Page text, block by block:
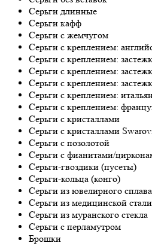
Серьги длинные
Серьги кафф
Серьги с жемчугом
Серьги с креплением:
Серьги с креплением:
Серьги с креплением:
Серьги с креплением:
Серьги с креплением:
Серьги с креплением:
Серьги с кристаллами
Серьги с кристаллами
Серьги с позолотой
Серьги с фианитами/
Серьги-гвоздики (пусеты)
Серьги-кольца (конго)
Серьги из ювелирного сплава
Серьги из медицинской стали
Серьги из муранского стекла
Серьги с перламутром
Брошки